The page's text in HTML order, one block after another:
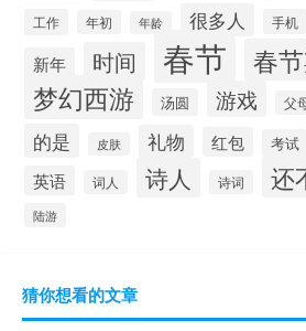
工作 年初 年龄 很多人 手机
新年 时间 春节 春
梦幻西游 汤圆 游戏 父
的是 皮肤 礼物 红包 考试
英语 词人 诗人 诗词 还
陆游
猜你想看的文章